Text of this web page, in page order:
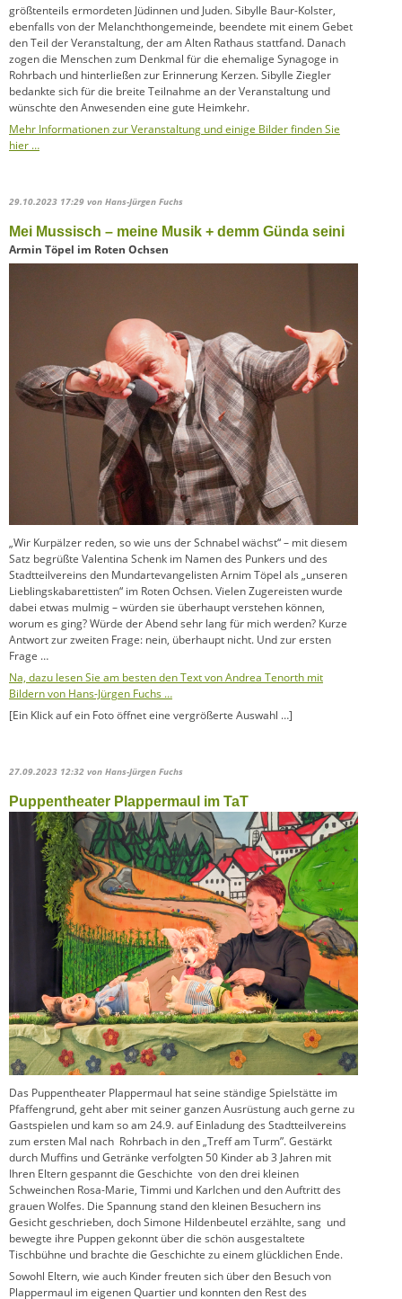
größtenteils ermordeten Jüdinnen und Juden. Sibylle Baur-Kolster,
ebenfalls von der Melanchthongemeinde, beendete mit einem Gebet
den Teil der Veranstaltung, der am Alten Rathaus stattfand. Danach
zogen die Menschen zum Denkmal für die ehemalige Synagoge in
Rohrbach und hinterließen zur Erinnerung Kerzen. Sibylle Ziegler
bedankte sich für die breite Teilnahme an der Veranstaltung und
wünschte den Anwesenden eine gute Heimkehr.
Mehr Informationen zur Veranstaltung und einige Bilder finden Sie
hier …
29.10.2023 17:29 von Hans-Jürgen Fuchs
Mei Mussisch – meine Musik + demm Günda seini
Armin Töpel im Roten Ochsen
„Wir Kurpälzer reden, so wie uns der Schnabel wächst“ – mit diesem
Satz begrüßte Valentina Schenk im Namen des Punkers und des
Stadtteilvereins den Mundartevangelisten Arnim Töpel als „unseren
Lieblingskabarettisten“ im Roten Ochsen. Vielen Zugereisten wurde
dabei etwas mulmig – würden sie überhaupt verstehen können,
worum es ging? Würde der Abend sehr lang für mich werden? Kurze
Antwort zur zweiten Frage: nein, überhaupt nicht. Und zur ersten
Frage …
Na, dazu lesen Sie am besten den Text von Andrea Tenorth mit
Bildern von Hans-Jürgen Fuchs …
[Ein Klick auf ein Foto öffnet eine vergrößerte Auswahl …]
27.09.2023 12:32 von Hans-Jürgen Fuchs
Puppentheater Plappermaul im TaT
Das Puppentheater Plappermaul hat seine ständige Spielstätte im
Pfaffengrund, geht aber mit seiner ganzen Ausrüstung auch gerne zu
Gastspielen und kam so am 24.9. auf Einladung des Stadtteilvereins
zum ersten Mal nach Rohrbach in den „Treff am Turm”. Gestärkt
durch Muffins und Getränke verfolgten 50 Kinder ab 3 Jahren mit
Ihren Eltern gespannt die Geschichte von den drei kleinen
Schweinchen Rosa-Marie, Timmi und Karlchen und den Auftritt des
grauen Wolfes. Die Spannung stand den kleinen Besuchern ins
Gesicht geschrieben, doch Simone Hildenbeutel erzählte, sang und
bewegte ihre Puppen gekonnt über die schön ausgestaltete
Tischbühne und brachte die Geschichte zu einem glücklichen Ende.
Sowohl Eltern, wie auch Kinder freuten sich über den Besuch von
Plappermaul im eigenen Quartier und konnten den Rest des